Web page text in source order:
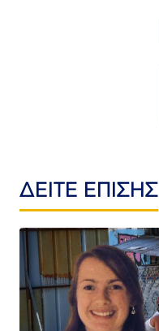
ΔΕΙΤΕ ΕΠΙΣΗΣ